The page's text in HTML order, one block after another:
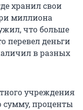
хранил свои
миллиона
что больше
перевел деньги
в разных
учреждения
проценты